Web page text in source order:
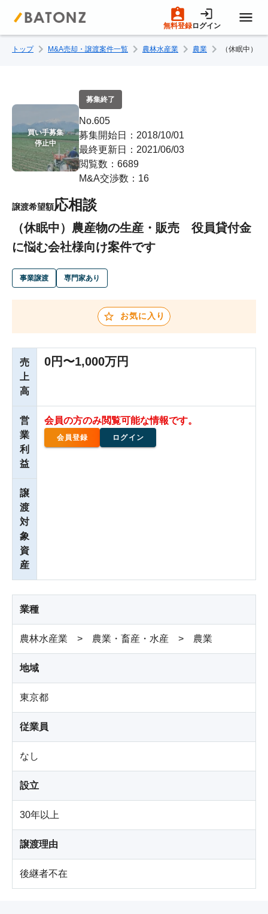
無料登録ログイン
トップページ
M&A案件一覧
売りたい方へ
買いたい方へ
成約事例
M&A専門家の方へ
トップ M&A売却・譲渡案件一覧 農林水産業 農業 （休眠中）
買い手募集
停止中
募集終了
No.605
募集開始日：2018/10/01
最終更新日：2021/06/03
閲覧数：6689
M&A交渉数：16
譲渡希望額応相談
（休眠中）農産物の生産・販売 役員貸付金
に悩む会社様向け案件です
事業譲渡 専門家あり
お気に入り
売
上
高
0円〜1,000万円
営
業
利
益
会員の方のみ閲覧可能な情報です。
会員登録 ログイン
譲
渡
対
象
資
産
業種
農林水産業 > 農業・畜産・水産 > 農業
地域
東京都
従業員
なし
設立
30年以上
譲渡理由
後継者不在